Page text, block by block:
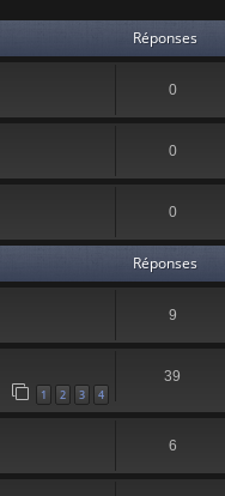
Réponses
0
0
0
Réponses
9
1 2 3 4
39
6